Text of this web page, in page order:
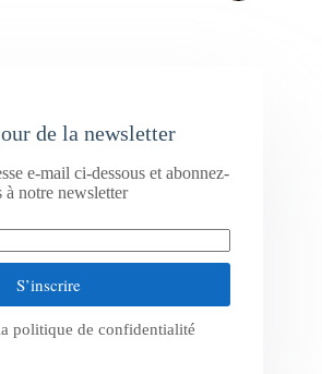
de la newsletter
e-mail ci-dessous et abonnez-
à notre newsletter
S’inscrire
politique de confidentialité